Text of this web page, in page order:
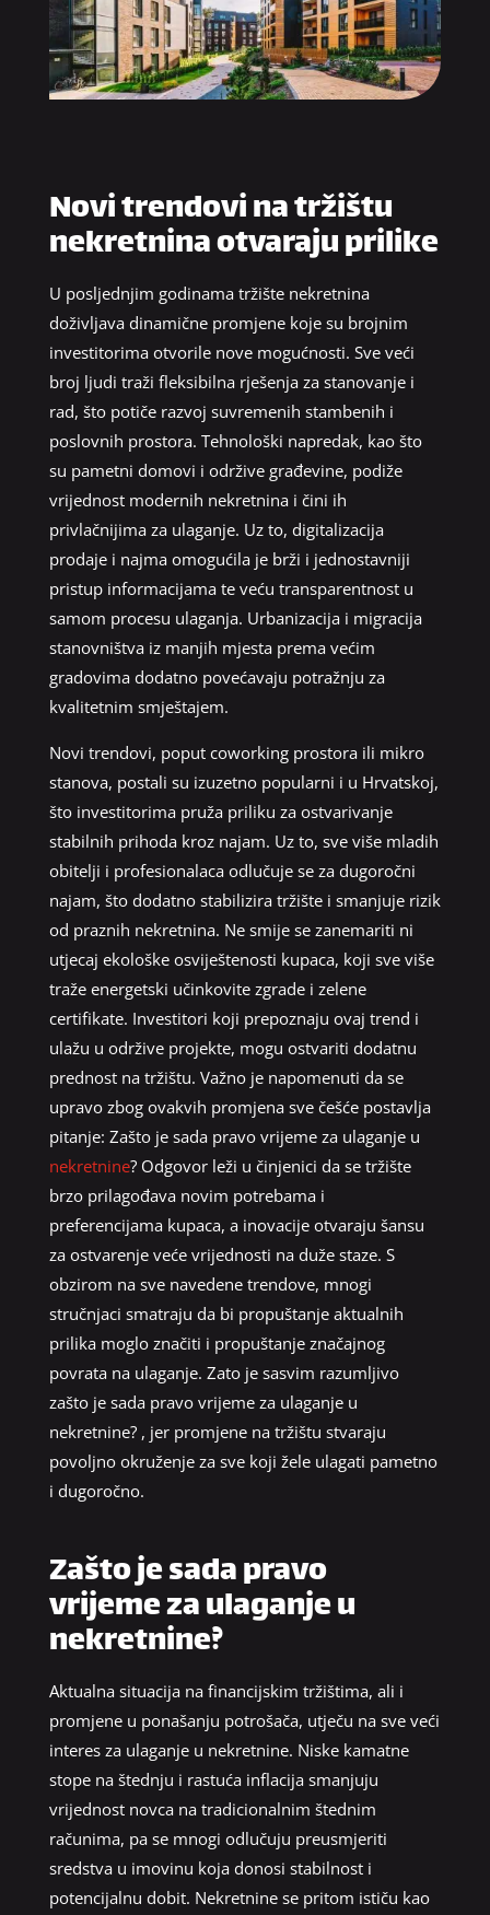
Novi trendovi na tržištu
nekretnina otvaraju prilike
U posljednjim godinama tržište nekretnina
doživljava dinamične promjene koje su brojnim
investitorima otvorile nove mogućnosti. Sve veći
broj ljudi traži fleksibilna rješenja za stanovanje i
rad, što potiče razvoj suvremenih stambenih i
poslovnih prostora. Tehnološki napredak, kao što
su pametni domovi i održive građevine, podiže
vrijednost modernih nekretnina i čini ih
privlačnijima za ulaganje. Uz to, digitalizacija
prodaje i najma omogućila je brži i jednostavniji
pristup informacijama te veću transparentnost u
samom procesu ulaganja. Urbanizacija i migracija
stanovništva iz manjih mjesta prema većim
gradovima dodatno povećavaju potražnju za
kvalitetnim smještajem.
Novi trendovi, poput coworking prostora ili mikro
stanova, postali su izuzetno popularni i u Hrvatskoj,
što investitorima pruža priliku za ostvarivanje
stabilnih prihoda kroz najam. Uz to, sve više mladih
obitelji i profesionalaca odlučuje se za dugoročni
najam, što dodatno stabilizira tržište i smanjuje rizik
od praznih nekretnina. Ne smije se zanemariti ni
utjecaj ekološke osviještenosti kupaca, koji sve više
traže energetski učinkovite zgrade i zelene
certifikate. Investitori koji prepoznaju ovaj trend i
ulažu u održive projekte, mogu ostvariti dodatnu
prednost na tržištu. Važno je napomenuti da se
upravo zbog ovakvih promjena sve češće postavlja
pitanje: Zašto je sada pravo vrijeme za ulaganje u
nekretnine? Odgovor leži u činjenici da se tržište
brzo prilagođava novim potrebama i
preferencijama kupaca, a inovacije otvaraju šansu
za ostvarenje veće vrijednosti na duže staze. S
obzirom na sve navedene trendove, mnogi
stručnjaci smatraju da bi propuštanje aktualnih
prilika moglo značiti i propuštanje značajnog
povrata na ulaganje. Zato je sasvim razumljivo
zašto je sada pravo vrijeme za ulaganje u
nekretnine? , jer promjene na tržištu stvaraju
povoljno okruženje za sve koji žele ulagati pametno
i dugoročno.
Zašto je sada pravo
vrijeme za ulaganje u
nekretnine?
Aktualna situacija na financijskim tržištima, ali i
promjene u ponašanju potrošača, utječu na sve veći
interes za ulaganje u nekretnine. Niske kamatne
stope na štednju i rastuća inflacija smanjuju
vrijednost novca na tradicionalnim štednim
računima, pa se mnogi odlučuju preusmjeriti
sredstva u imovinu koja donosi stabilnost i
potencijalnu dobit. Nekretnine se pritom ističu kao